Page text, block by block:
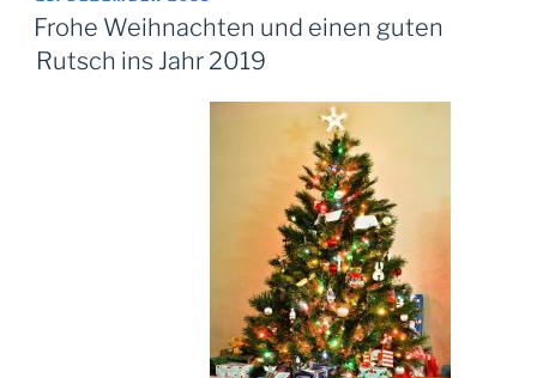
AM
Frohe Weihnachten und einen guten
Rutsch ins Jahr 2019